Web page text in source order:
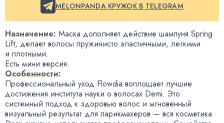
MELONPANDA КРУЖОК В TELEGRAM
Назначение: Маска дополняет действие шампуня Spring
Lift, делает волосы пружинисто эластичными, легкими
и плотными.
Есть мини версия.
Особенности:
Профессиональный уход Flowdia воплощает лучшие
достижения института науки о волосах Demi. Это
системный подход к здоровью волос и мгновенный
визуальный результат для парикмахеров — вся косметика